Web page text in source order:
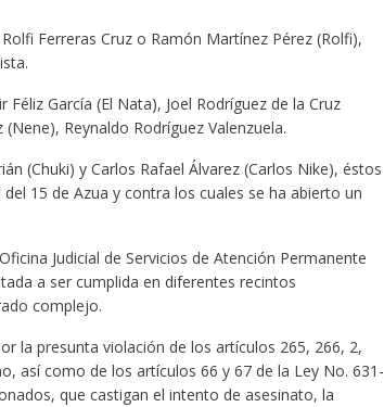
Ferreras Cruz o Ramón Martínez Pérez (Rolfi),
García (El Nata), Joel Rodríguez de la Cruz
Reynaldo Rodríguez Valenzuela.
(Chuki) y Carlos Rafael Álvarez (Carlos Nike), éstos
15 de Azua y contra los cuales se ha abierto un
Judicial de Servicios de Atención Permanente
a ser cumplida en diferentes recintos
complejo.
la presunta violación de los artículos 265, 266, 2,
así como de los artículos 66 y 67 de la Ley No. 631-
que castigan el intento de asesinato, la